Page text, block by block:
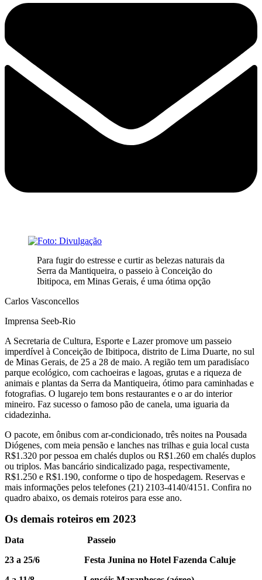
Para fugir do estresse e curtir as belezas naturais da
Serra da Mantiqueira, o passeio à Conceição do
Ibitipoca, em Minas Gerais, é uma ótima opção
Carlos Vasconcellos
Imprensa Seeb-Rio
A Secretaria de Cultura, Esporte e Lazer promove um passeio
imperdível à Conceição de Ibitipoca, distrito de Lima Duarte, no sul
de Minas Gerais, de 25 a 28 de maio. A região tem um paradisíaco
parque ecológico, com cachoeiras e lagoas, grutas e a riqueza de
animais e plantas da Serra da Mantiqueira, ótimo para caminhadas e
fotografias. O lugarejo tem bons restaurantes e o ar do interior
mineiro. Faz sucesso o famoso pão de canela, uma iguaria da
cidadezinha.
O pacote, em ônibus com ar-condicionado, três noites na Pousada
Diógenes, com meia pensão e lanches nas trilhas e guia local custa
R$1.320 por pessoa em chalés duplos ou R$1.260 em chalés duplos
ou triplos. Mas bancário sindicalizado paga, respectivamente,
R$1.250 e R$1.190, conforme o tipo de hospedagem. Reservas e
mais informações pelos telefones (21) 2103-4140/4151. Confira no
quadro abaixo, os demais roteiros para esse ano.
Os demais roteiros em 2023
Data Passeio
23 a 25/6 Festa Junina no Hotel Fazenda Caluje